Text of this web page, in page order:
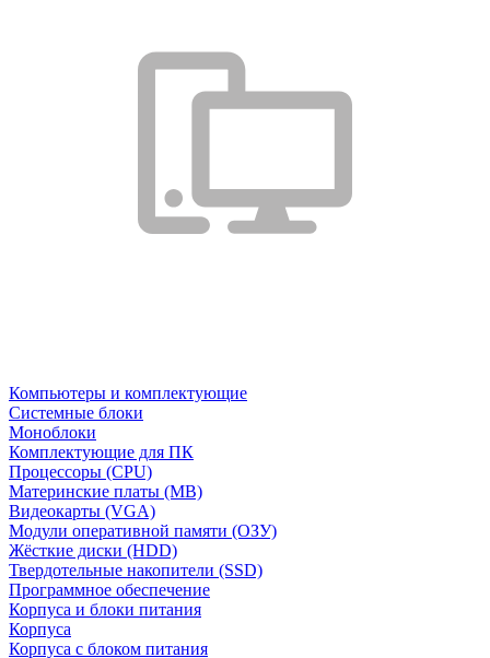
Компьютеры и комплектующие
Системные блоки
Моноблоки
Комплектующие для ПК
Процессоры (CPU)
Материнские платы (MB)
Видеокарты (VGA)
Модули оперативной памяти (ОЗУ)
Жёсткие диски (HDD)
Твердотельные накопители (SSD)
Программное обеспечение
Корпуса и блоки питания
Корпуса
Корпуса с блоком питания